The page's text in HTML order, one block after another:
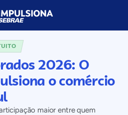
2026: O
o comércio
maior entre quem